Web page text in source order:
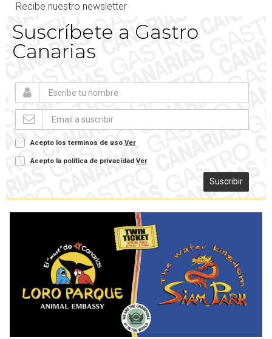
Recibe nuestro newsletter
Suscríbete a Gastro
Canarias
Acepto los terminos de uso Ver
Acepto la política de privacidad Ver
Suscribir